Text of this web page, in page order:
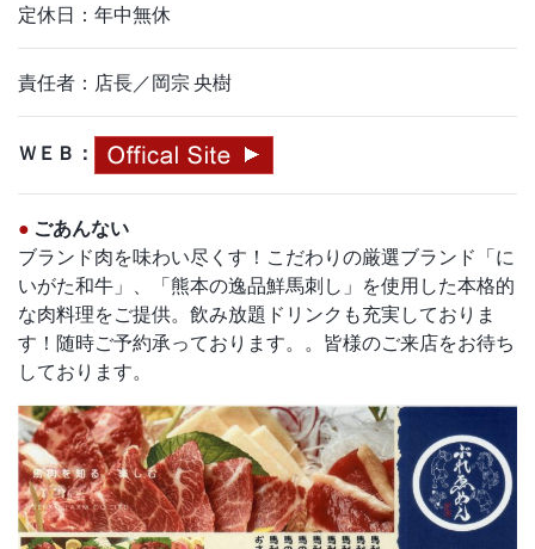
定休日：年中無休
責任者：店長／岡宗 央樹
ＷＥＢ：
● ごあんない
ブランド肉を味わい尽くす！こだわりの厳選ブランド「に
いがた和牛」、「熊本の逸品鮮馬刺し」を使用した本格的
な肉料理をご提供。飲み放題ドリンクも充実しておりま
す！随時ご予約承っております。。皆様のご来店をお待ち
しております。